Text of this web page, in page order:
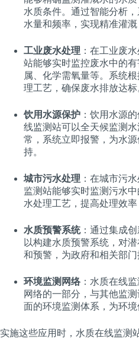
水质条件。通过智能分析
水量和频率，实现精准灌溉
工业废水处理 ：在工业废
站能够实时监控废水中的
属、化学需氧量等。系统
理工艺，确保废水排放达标
饮用水源保护 ：饮用水源
线监测站可以全天候监测
常，系统立即报警，为水
持。
城市污水处理 ：在城市污
监测站能够实时监测污水
水处理工艺，提高处理效率
水质预警系统：通过集成
以构建水质预警系统，对
和预警，为政府和相关部门
环境监测网络：水质在线
网络的一部分，与其他监
面的环境监测体系，为环境
实施这些应用时，水质在线监测